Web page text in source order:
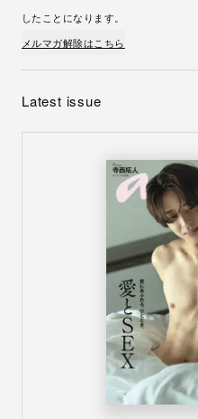
したことになります。
メルマガ解除はこちら
Latest issue